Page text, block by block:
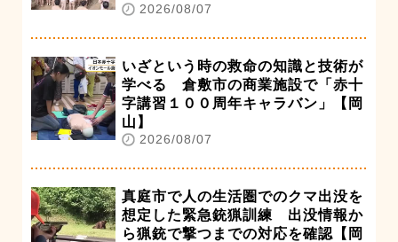
2026/08/07
いざという時の救命の知識と技術が
学べる 倉敷市の商業施設で「赤十
字講習１００周年キャラバン」【岡
山】
2026/08/07
真庭市で人の生活圏でのクマ出没を
想定した緊急銃猟訓練 出没情報か
ら猟銃で撃つまでの対応を確認【岡